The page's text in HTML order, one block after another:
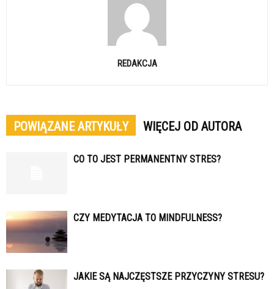
REDAKCJA
POWIĄZANE ARTYKUŁY WIĘCEJ OD AUTORA
CO TO JEST PERMANENTNY STRES?
CZY MEDYTACJA TO MINDFULNESS?
JAKIE SĄ NAJCZĘSTSZE PRZYCZYNY STRESU?